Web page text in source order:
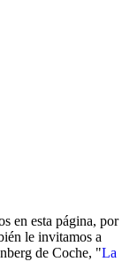
en esta página, por
le invitamos a
de Coche, "La